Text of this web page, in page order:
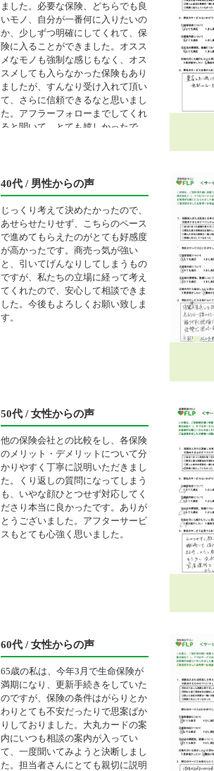
ました。必要な保険、どちらでも良
いモノ、自分が一番何に入りたいの
か、少しずつ明確にしてくれて、保
険に入ることができました。オスス
メなモノも強制な感じもなく、オス
スメしても入らなかった保険もあり
ましたが、すんなり受け入れて頂い
て、さらに信頼できるなと思いまし
た。アフラーフォローまでしてくれ
ると聞いて、とても嬉しかったで
40代 / 男性からの声
じっくり考えて決めたかったので、
あせらせたりせず、こちらのペース
で進めてもらえたのがとても好感度
が高かったです。商売っ気が強い
と、引いてげんなりしてしまうもの
ですが、私たちの立場に経って考え
てくれたので、安心して相談できま
した。今後もよろしくお願い致しま
す。
50代 / 女性からの声
他の保険会社との比較をし、各保険
のメリット・デメリットについて分
かりやすく丁寧に説明いただきまし
た。くり返しの質問になってしまう
も、いやな顔ひとつせず対応してく
ださり本当に良かったです。ありが
とうございました。アフターサービ
スもとても心強く思いました。
60代 / 女性からの声
65歳の私は、今年3月で生命保険が
満期になり、更新手続きをしていた
のですが、保険の条件はがらりとか
わりとても不安だったりで思案ばか
りしておりました。大丸カードの案
内にいつも相談の案内が入ってい
て、一度聞いてみようと決断しまし
た。担当者さんにとても親切に説明